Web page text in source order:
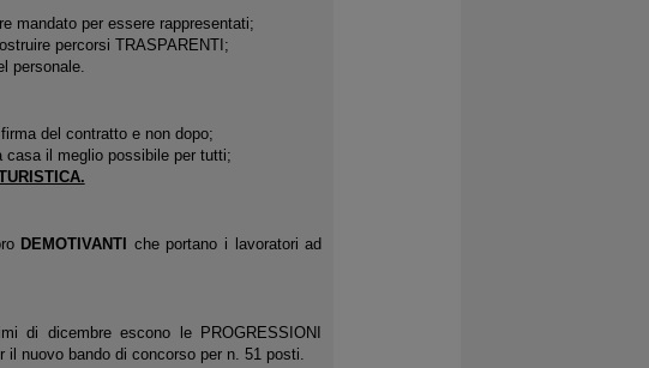
mandato per essere rappresentati;
percorsi TRASPARENTI;
personale.
del contratto e non dopo;
casa il meglio possibile per tutti;
DEMOTIVANTI
che portano i lavoratori ad
di dicembre escono le PROGRESSIONI
nuovo bando di concorso per n. 51 posti.